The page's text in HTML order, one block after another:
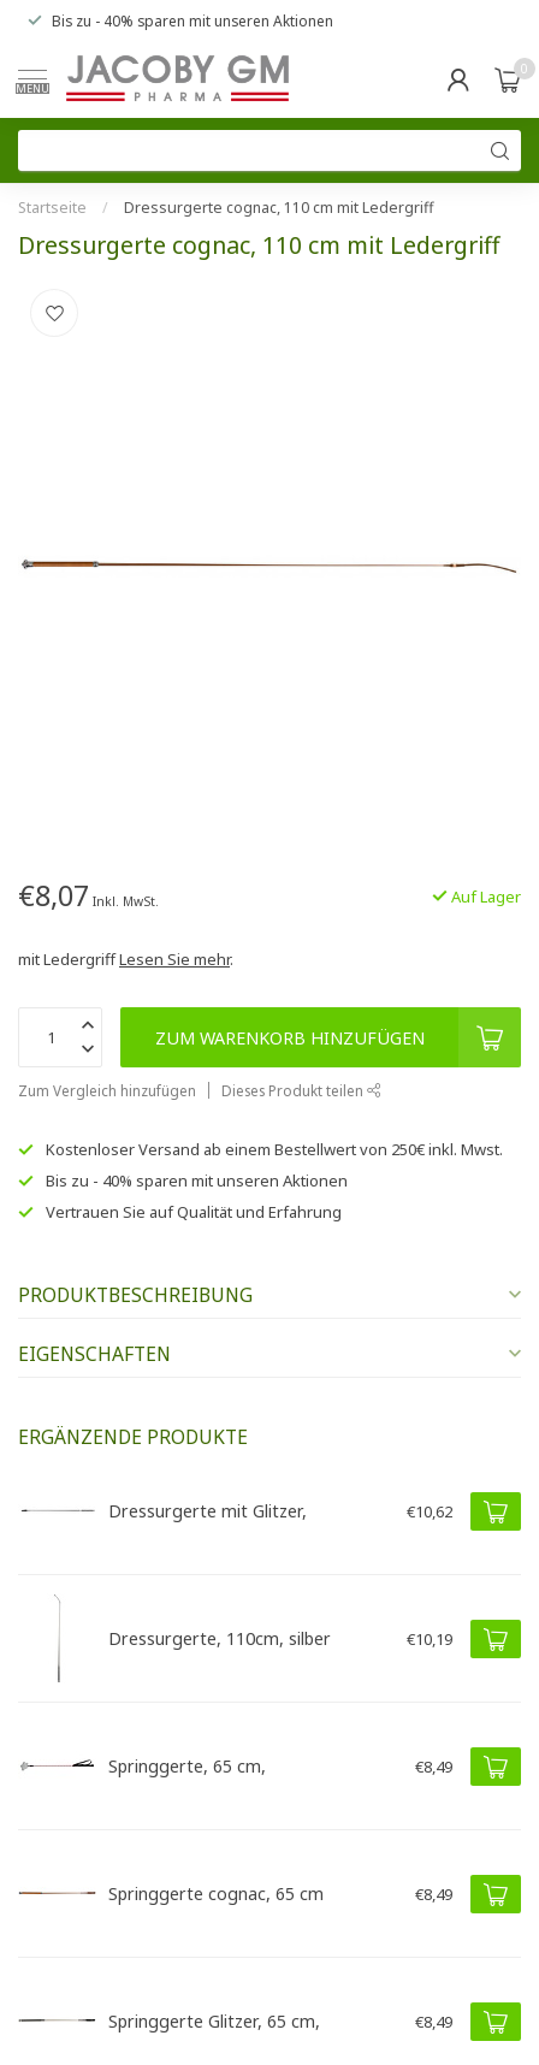
Bis zu - 40% sparen mit unseren Aktionen
MENU
0
Startseite / Dressurgerte cognac, 110 cm mit Ledergriff
Dressurgerte cognac, 110 cm mit Ledergriff
€8,07 Inkl. MwSt. Auf Lager
mit LedergriffLesen Sie mehr.
ZUM WARENKORB HINZUFÜGEN
Zum Vergleich hinzufügen Dieses Produkt teilen
Kostenloser Versand ab einem Bestellwert von 250€inkl. Mwst.
Bis zu - 40% sparen mit unseren Aktionen
Vertrauen Sie aufQualität und Erfahrung
PRODUKTBESCHREIBUNG
EIGENSCHAFTEN
ERGÄNZENDE PRODUKTE
Dressurgerte mit Glitzer, €10,62
Dressurgerte, 110cm, silber €10,19
Springgerte, 65 cm, €8,49
Springgerte cognac, 65 cm €8,49
Springgerte Glitzer, 65 cm, €8,49